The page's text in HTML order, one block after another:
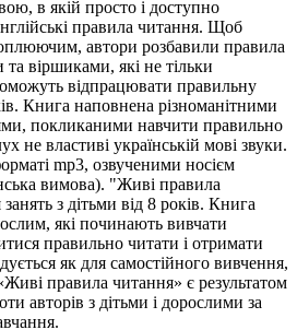
в якій просто і доступно
правила читання. Щоб
автори розбавили правила
віршиками, які не тільки
відпрацювати правильну
Книга наповнена різноманітними
покликаними навчити правильно
не властиві українській мові звуки.
mp3, озвученими носієм
вимова). "Живі правила
з дітьми від 8 років. Книга
які починають вивчати
правильно читати і отримати
як для самостійного вивчення,
правила читання» є результатом
авторів з дітьми і дорослими за